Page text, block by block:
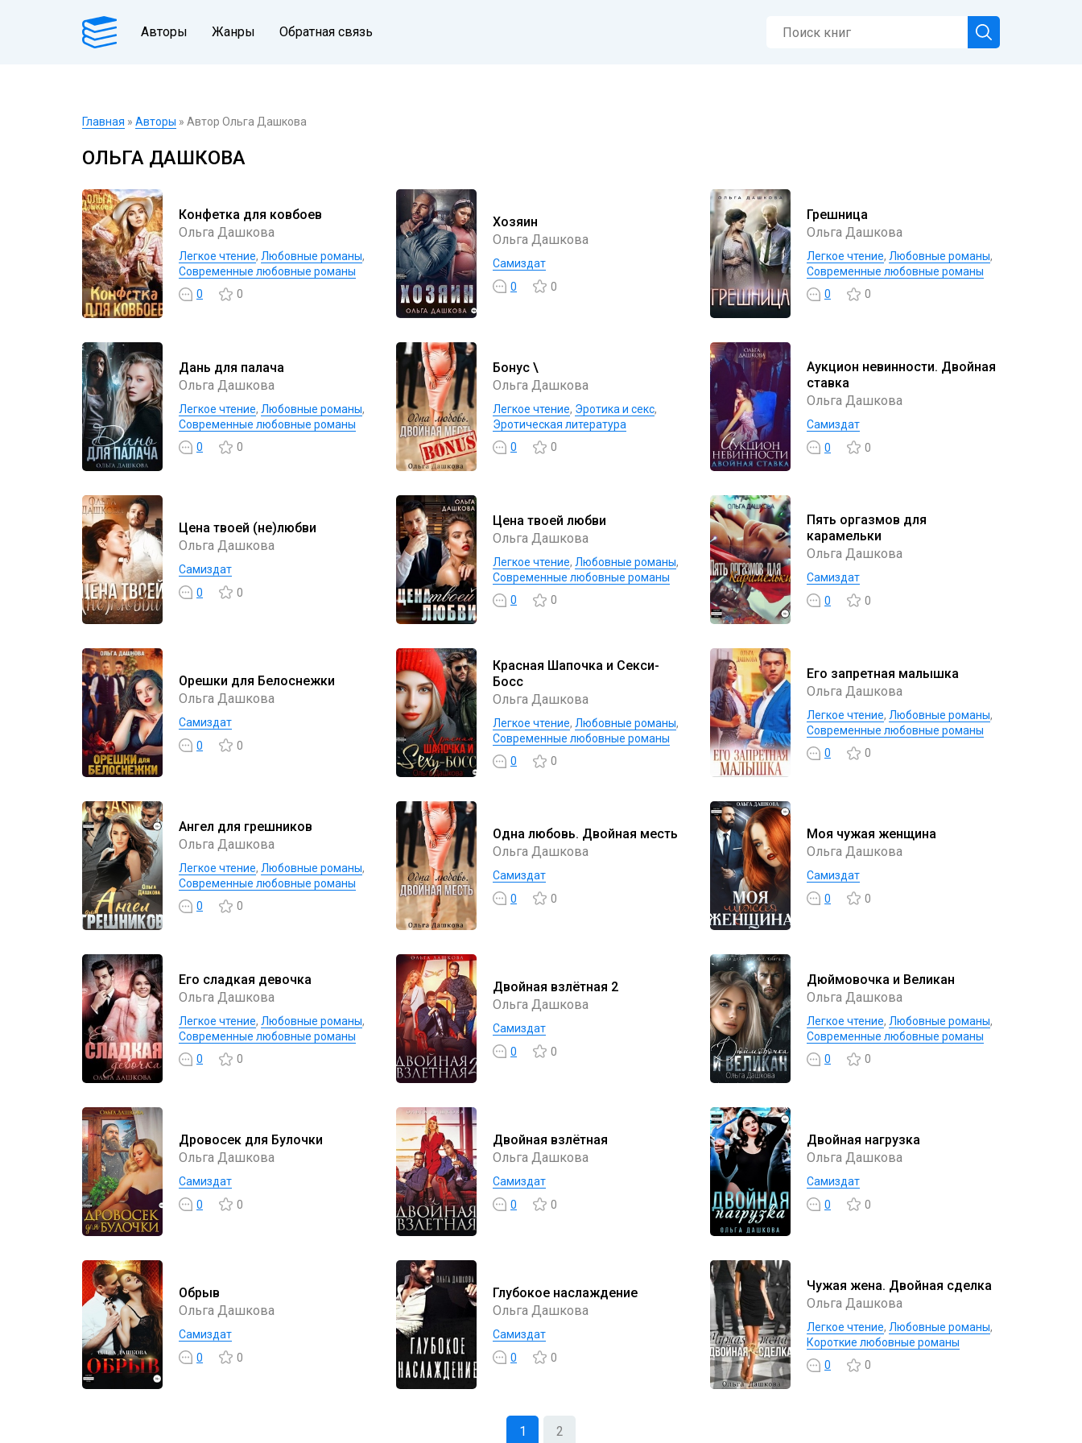
Авторы Жанры Обратная связь
Главная » Авторы » Автор Ольга Дашкова
ОЛЬГА ДАШКОВА
Конфетка для ковбоев
Ольга Дашкова
Легкое чтение, Любовные романы,
Современные любовные романы
0
0
Хозяин
Ольга Дашкова
Самиздат
0
0
Грешница
Ольга Дашкова
Легкое чтение, Любовные романы,
Современные любовные романы
0
0
Дань для палача
Ольга Дашкова
Легкое чтение, Любовные романы,
Современные любовные романы
0
0
Бонус \
Ольга Дашкова
Легкое чтение, Эротика и секс,
Эротическая литература
0
0
Аукцион невинности. Двойная
ставка
Ольга Дашкова
Самиздат
0
0
Цена твоей (не)любви
Ольга Дашкова
Самиздат
0
0
Цена твоей любви
Ольга Дашкова
Легкое чтение, Любовные романы,
Современные любовные романы
0
0
Пять оргазмов для
карамельки
Ольга Дашкова
Самиздат
0
0
Орешки для Белоснежки
Ольга Дашкова
Самиздат
0
0
Красная Шапочка и Секси-
Босс
Ольга Дашкова
Легкое чтение, Любовные романы,
Современные любовные романы
0
0
Его запретная малышка
Ольга Дашкова
Легкое чтение, Любовные романы,
Современные любовные романы
0
0
Ангел для грешников
Ольга Дашкова
Легкое чтение, Любовные романы,
Современные любовные романы
0
0
Одна любовь. Двойная месть
Ольга Дашкова
Самиздат
0
0
Моя чужая женщина
Ольга Дашкова
Самиздат
0
0
Его сладкая девочка
Ольга Дашкова
Легкое чтение, Любовные романы,
Современные любовные романы
0
0
Двойная взлётная 2
Ольга Дашкова
Самиздат
0
0
Дюймовочка и Великан
Ольга Дашкова
Легкое чтение, Любовные романы,
Современные любовные романы
0
0
Дровосек для Булочки
Ольга Дашкова
Самиздат
0
0
Двойная взлётная
Ольга Дашкова
Самиздат
0
0
Двойная нагрузка
Ольга Дашкова
Самиздат
0
0
Обрыв
Ольга Дашкова
Самиздат
0
0
Глубокое наслаждение
Ольга Дашкова
Самиздат
0
0
Чужая жена. Двойная сделка
Ольга Дашкова
Легкое чтение, Любовные романы,
Короткие любовные романы
0
0
1 2